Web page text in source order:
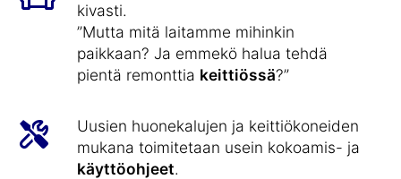
kivasti.
”Mutta mitä laitamme mihinkin
paikkaan? Ja emmekö halua tehdä
pientä remonttia keittiössä?”
Uusien huonekalujen ja keittiökoneiden
mukana toimitetaan usein kokoamis- ja
käyttöohjeet.